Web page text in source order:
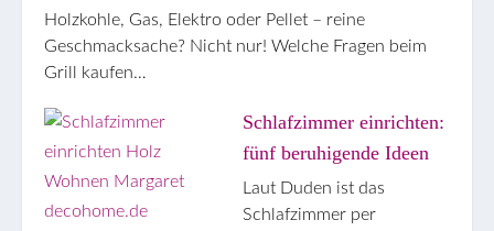
Holzkohle, Gas, Elektro oder Pellet – reine
Geschmacksache? Nicht nur! Welche Fragen beim
Grill kaufen…
Schlafzimmer einrichten:
fünf beruhigende Ideen
Laut Duden ist das
Schlafzimmer per